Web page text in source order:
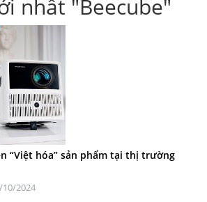
nhất "Beecube"
“Việt hóa” sản phẩm tại thị trường
2024